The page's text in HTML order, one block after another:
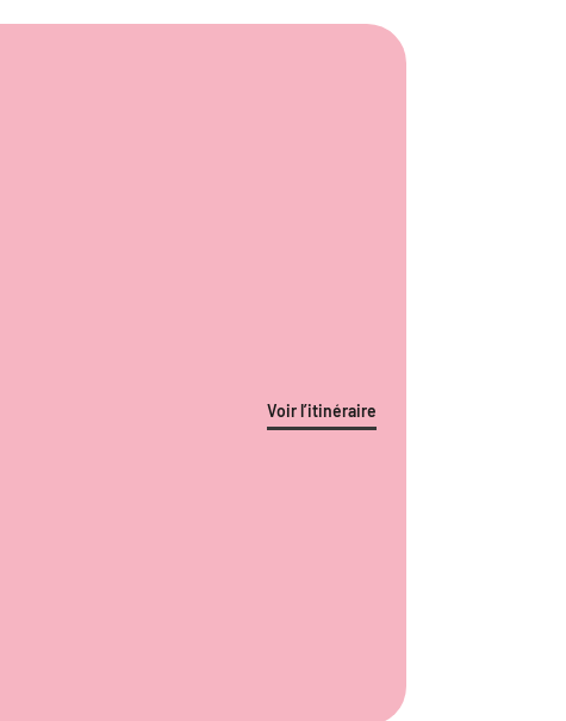
Voir l’itinéraire